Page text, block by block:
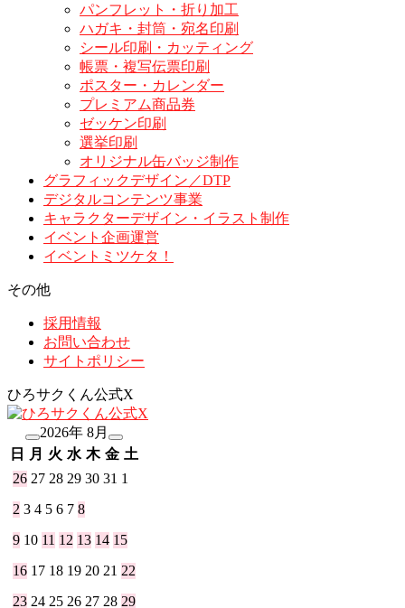
パンフレット・折り加工
ハガキ・封筒・宛名印刷
シール印刷・カッティング
帳票・複写伝票印刷
ポスター・カレンダー
プレミアム商品券
ゼッケン印刷
選挙印刷
オリジナル缶バッジ制作
グラフィックデザイン／DTP
デジタルコンテンツ事業
キャラクターデザイン・イラスト制作
イベント企画運営
イベントミツケタ！
その他
採用情報
お問い合わせ
サイトポリシー
ひろサクくん公式X
2026年 8月
日
月 火 水 木 金 土
26 27 28 29 30 31 1
2 3 4 5 6 7 8
9 10 11 12 13 14 15
16 17 18 19 20 21 22
23 24 25 26 27 28 29